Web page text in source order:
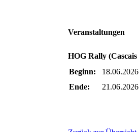
Veranstaltungen
HOG Rally
Beginn:
18.06.2026
Ende:
21.06.2026